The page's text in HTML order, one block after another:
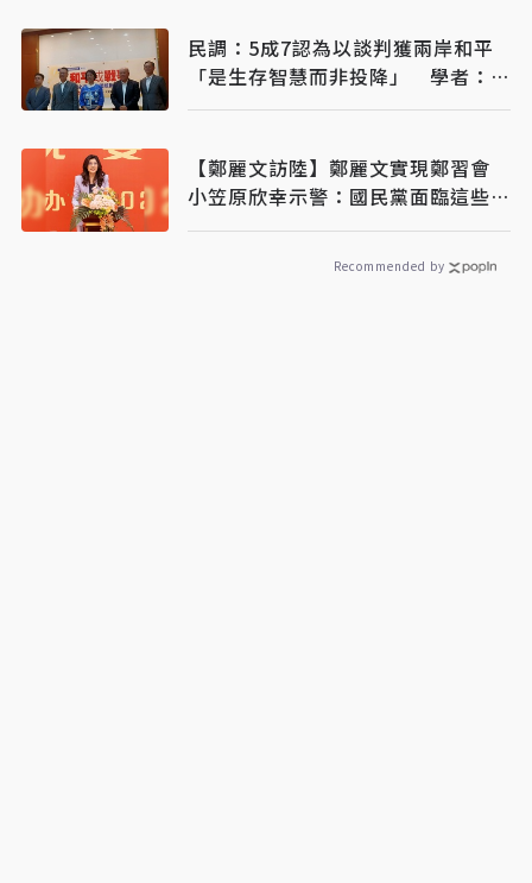
民調：5成7認為以談判獲兩岸和平
「是生存智慧而非投降」 學者：民
意質變
【鄭麗文訪陸】鄭麗文實現鄭習會
小笠原欣幸示警：國民黨面臨這些困
境
Recommended by